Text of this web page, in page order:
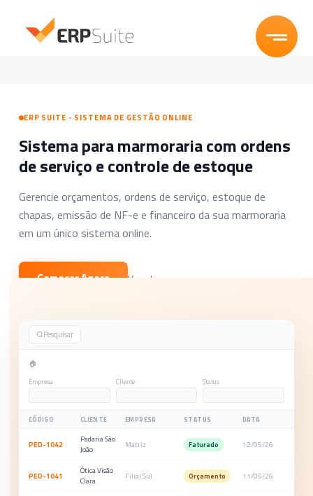
Planos
Experimente Grátis
ERP SUITE - SISTEMA DE GESTÃO ONLINE
Sistema para marmoraria com ordens
de serviço e controle de estoque
Gerencie orçamentos, ordens de serviço, estoque de
chapas, emissão de NF-e e financeiro da sua marmoraria
em um único sistema online.
Começar Agora Ver planos →
Pesquisar
🏠 ·
Empresa Cliente Status
CÓDIGO CLIENTE EMPRESA STATUS DATA
PED-1042
Padaria São
João
Matriz Faturado 12/05/26
PED-1041
Ótica Visão
Clara
Filial Sul Orçamento 11/05/26